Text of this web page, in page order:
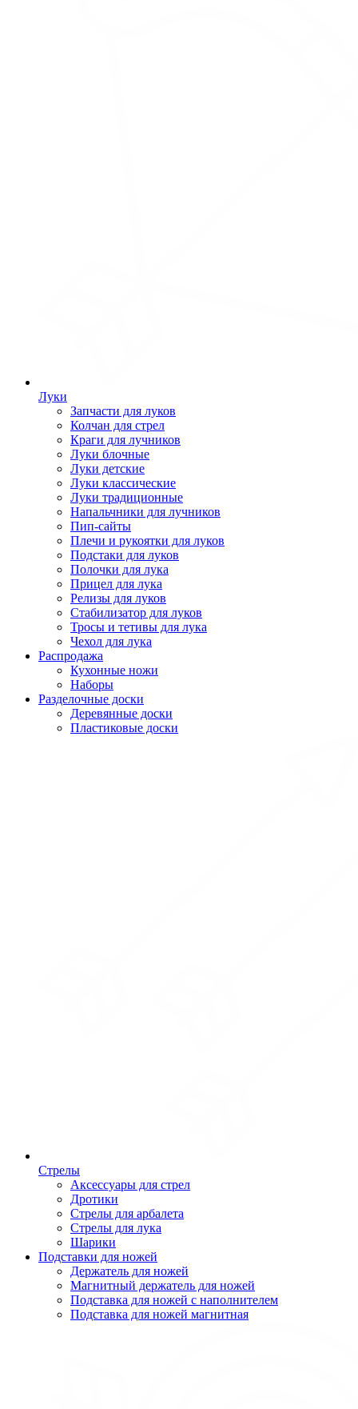
Луки
Запчасти для луков
Колчан для стрел
Краги для лучников
Луки блочные
Луки детские
Луки классические
Луки традиционные
Напальчники для лучников
Пип-сайты
Плечи и рукоятки для луков
Подстаки для луков
Полочки для лука
Прицел для лука
Релизы для луков
Стабилизатор для луков
Тросы и тетивы для лука
Чехол для лука
Распродажа
Кухонные ножи
Наборы
Разделочные доски
Деревянные доски
Пластиковые доски
Стрелы
Аксессуары для стрел
Дротики
Стрелы для арбалета
Стрелы для лука
Шарики
Подставки для ножей
Держатель для ножей
Магнитный держатель для ножей
Подставка для ножей с наполнителем
Подставка для ножей магнитная